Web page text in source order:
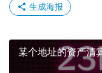
生成海报
某个地址的资产清